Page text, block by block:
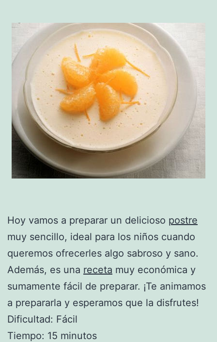
Hoy vamos a preparar un delicioso postre
muy sencillo, ideal para los niños cuando
queremos ofrecerles algo sabroso y sano.
Además, es una receta muy económica y
sumamente fácil de preparar. ¡Te animamos
a prepararla y esperamos que la disfrutes!
Dificultad: Fácil
Tiempo: 15 minutos